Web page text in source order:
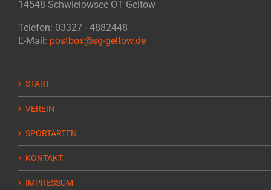
14548 Schwielowsee OT Geltow
Telefon: 03327 - 4882448
E-Mail: postbox@sg-geltow.de
START
VEREIN
SPORTARTEN
KONTAKT
IMPRESSUM